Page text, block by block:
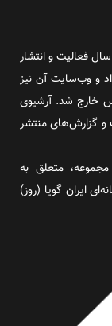
روز آنلاین روزنامه‌ای اینترنتی بود که پس از طول ۱۲ سال فعالیت و انتشار
پایان داد و وب‌سایت آن نیز
خارج شد. آرشیوی
و گزارش‌های منتشر
متعلق به
ایران گویا (روز)